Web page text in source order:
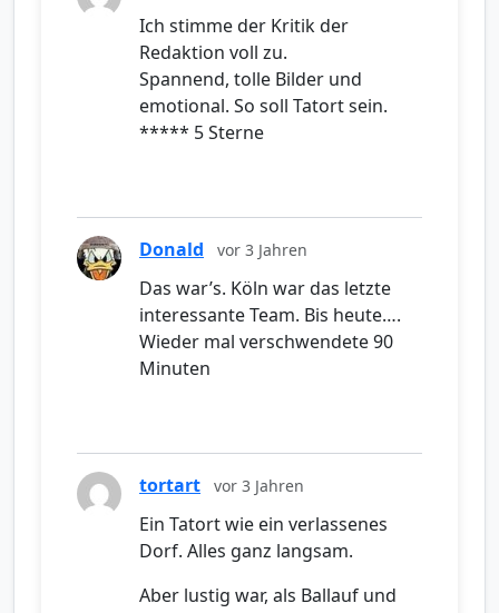
Ich stimme der Kritik der
Redaktion voll zu.
Spannend, tolle Bilder und
emotional. So soll Tatort sein.
***** 5 Sterne
Donald vor 3 Jahren
Das war’s. Köln war das letzte
interessante Team. Bis heute….
Wieder mal verschwendete 90
Minuten
tortart vor 3 Jahren
Ein Tatort wie ein verlassenes
Dorf. Alles ganz langsam.
Aber lustig war, als Ballauf und